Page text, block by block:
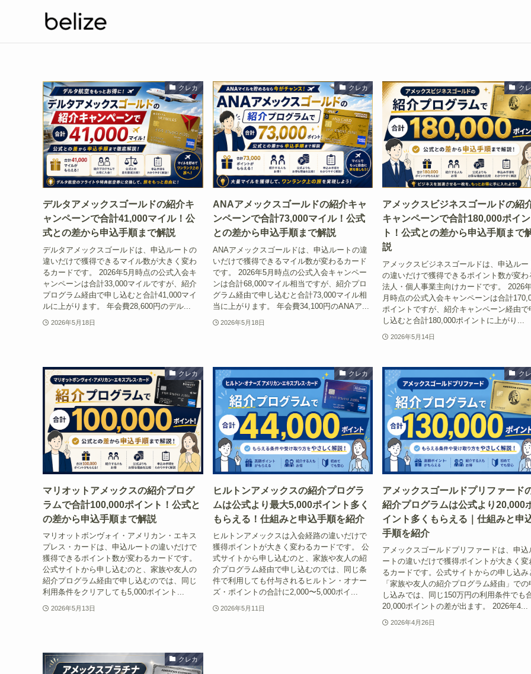
クレカ
デルタアメックスゴールドの紹介キ
ャンペーンで合計41,000マイル！公
式との差から申込手順まで解説
デルタアメックスゴールドは、申込ルートの
違いだけで獲得できるマイル数が大きく変わ
るカードです。 2026年5月時点の公式入会キ
ャンペーンは合計33,000マイルですが、紹介
プログラム経由で申し込むと合計41,000マイ
ルに上がります。 年会費28,600円のデル...
2026年5月18日
クレカ
ANAアメックスゴールドの紹介キャ
ンペーンで合計73,000マイル！公式
との差から申込手順まで解説
ANAアメックスゴールドは、申込ルートの違
いだけで獲得できるマイル数が変わるカード
です。 2026年5月時点の公式入会キャンペー
ンは合計68,000マイル相当ですが、紹介プロ
グラム経由で申し込むと合計73,000マイル相
当に上がります。 年会費34,100円のANAア...
2026年5月18日
ク
アメックスビジネスゴールドの紹
キャンペーンで合計180,000ポイン
ト！公式との差から申込手順まで
説
アメックスビジネスゴールドは、申込ルー
の違いだけで獲得できるポイント数が変わ
法人・個人事業主向けカードです。 2026
月時点の公式入会キャンペーンは合計
ポイントですが、紹介キャンペーン経由で
し込むと合計180,000ポイントに上がり...
2026年5月14日
クレカ
マリオットアメックスの紹介プログ
ラムで合計100,000ポイント！公式と
の差から申込手順まで解説
マリオットボンヴォイ・アメリカン・エキス
プレス・カードは、申込ルートの違いだけで
獲得できるポイント数が変わるカードです。
公式サイトから申し込むのと、家族や友人の
紹介プログラム経由で申し込むのでは、同じ
利用条件をクリアしても5,000ポイント...
2026年5月13日
クレカ
ヒルトンアメックスの紹介プログラ
ムは公式より最大5,000ポイント多く
もらえる！仕組みと申込手順を紹介
ヒルトンアメックスは入会経路の違いだけで
獲得ポイントが大きく変わるカードです。 公
式サイトから申し込むのと、家族や友人の紹
介プログラム経由で申し込むのでは、同じ条
件で利用しても付与されるヒルトン・オナー
ズ・ポイントの合計に2,000〜5,000ポイ...
2026年5月11日
ク
アメックスゴールドプリファード
紹介プログラムは公式より20,000
イント多くもらえる｜仕組みと申
手順を紹介
アメックスゴールドプリファードは、申込
ートの違いだけで獲得ポイントが大きく変
るカードです。公式サイトからの申し込み
「家族や友人の紹介プログラム経由」での
し込みでは、同じ150万円の利用条件でも
20,000ポイントの差が出ます。 2026年4...
2026年4月26日
クレカ